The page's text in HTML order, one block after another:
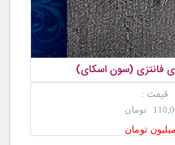
فانتزی (سون اسکای)
قیمت :
تومان